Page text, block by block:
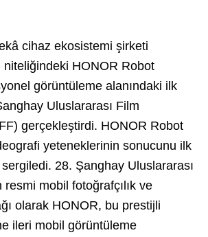
cihaz ekosistemi şirketi
niteliğindeki HONOR Robot
görüntüleme alanındaki ilk
Uluslararası Film
gerçekleştirdi. HONOR Robot
yeteneklerinin sonucunu ilk
28. Şanghay Uluslararası
resmi mobil fotoğrafçılık ve
olarak HONOR, bu prestijli
ileri mobil görüntüleme